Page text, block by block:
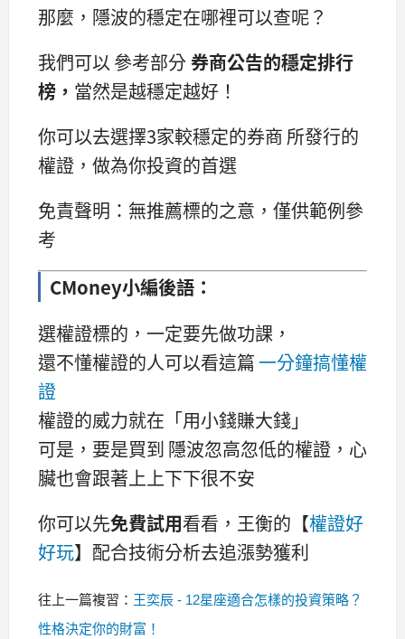
那麼，隱波的穩定在哪裡可以查呢？
我們可以 參考部分券商公告的穩定排行
榜， 當然是越穩定越好！
你可以去選擇3家較穩定的券商 所發行的
權證，做為你投資的首選
免責聲明：無推薦標的之意，僅供範例參
考
CMoney小編後語：
選權證標的，一定要先做功課，
還不懂權證的人可以看這篇一分鐘搞懂權
證
權證的威力就在「用小錢賺大錢」
可是，要是買到 隱波忽高忽低的權證，心
臟也會跟著上上下下很不安
你可以先免費試用看看，王衡的【權證好
好玩】配合技術分析去追漲勢獲利
往上一篇複習： 王奕辰 - 12星座適合怎樣的投資策略？
性格決定你的財富！